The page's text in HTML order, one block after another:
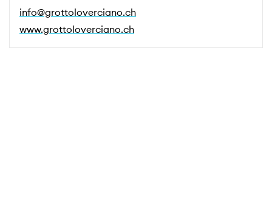
info@grottoloverciano.ch
www.grottoloverciano.ch